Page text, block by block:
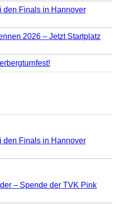
den Finals in Hannover
2026 – Jetzt Startplatz
den Finals in Hannover
– Spende der TVK Pink